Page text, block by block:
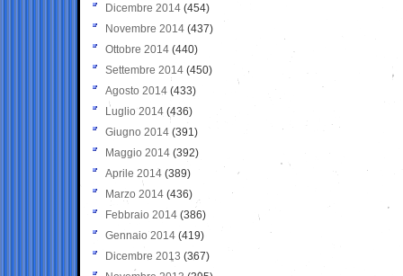
Dicembre 2014 (454)
Novembre 2014 (437)
Ottobre 2014 (440)
Settembre 2014 (450)
Agosto 2014 (433)
Luglio 2014 (436)
Giugno 2014 (391)
Maggio 2014 (392)
Aprile 2014 (389)
Marzo 2014 (436)
Febbraio 2014 (386)
Gennaio 2014 (419)
Dicembre 2013 (367)